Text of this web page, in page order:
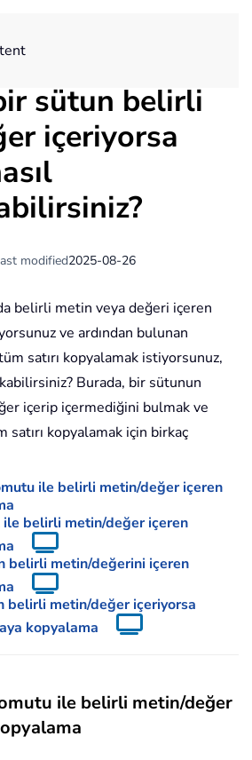
sütun belirli
içeriyorsa
modified2025-08-26
belirli metin veya değeri içeren
ve ardından bulunan
satırı kopyalamak istiyorsunuz,
Burada, bir sütunun
içerip içermediğini bulmak ve
satırı kopyalamak için birkaç
ile belirli metin/değer içeren
belirli metin/değer içeren
belirli metin/değerini içeren
belirli metin/değer içeriyorsa
kopyalama
ile belirli metin/değer